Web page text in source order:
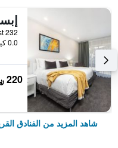
0.0 كيلومتر عن وسط المدينة
220 ﷼
شاهد المزيد من الفنادق